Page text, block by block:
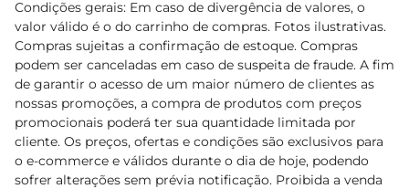
Condições gerais: Em caso de divergência de valores, o
valor válido é o do carrinho de compras. Fotos ilustrativas.
Compras sujeitas a confirmação de estoque. Compras
podem ser canceladas em caso de suspeita de fraude. A fim
de garantir o acesso de um maior número de clientes as
nossas promoções, a compra de produtos com preços
promocionais poderá ter sua quantidade limitada por
cliente. Os preços, ofertas e condições são exclusivos para
o e-commerce e válidos durante o dia de hoje, podendo
sofrer alterações sem prévia notificação. Proibida a venda